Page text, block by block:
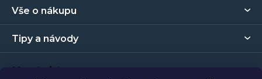
í
Vše o nákupu
Tipy a návody
Kontakt